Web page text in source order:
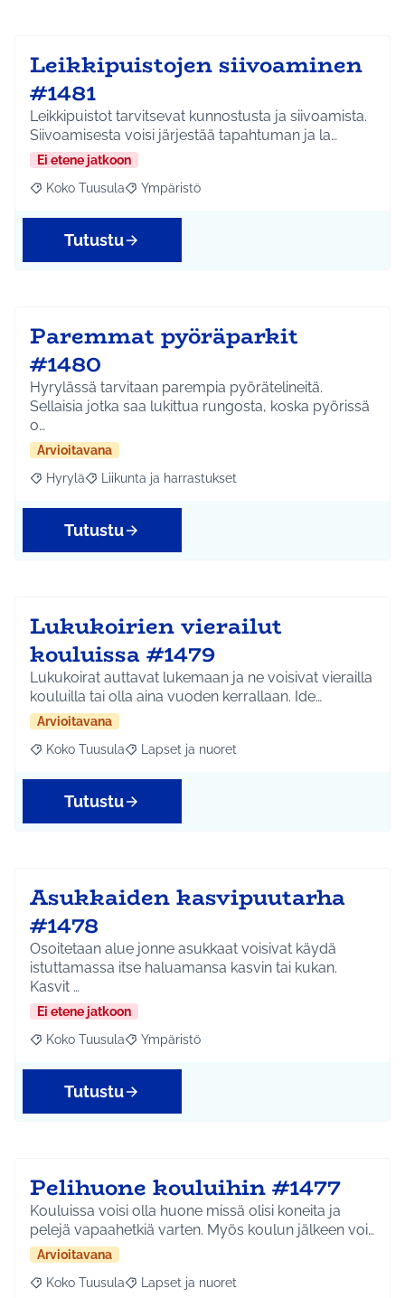
Leikkipuistojen siivoaminen
#1481
Leikkipuistot tarvitsevat kunnostusta ja siivoamista.
Siivoamisesta voisi järjestää tapahtuman ja la…
Ei etene jatkoon
Rajaa tulokset aihepiirin mukaan: Koko Tuusula
Koko Tuusula Rajaa tulokset teeman mukaan: Ympäristö
Ympäristö
Tutustu
Paremmat pyöräparkit
#1480
Hyrylässä tarvitaan parempia pyörätelineitä.
Sellaisia jotka saa lukittua rungosta, koska pyörissä
o…
Arvioitavana
Rajaa tulokset aihepiirin mukaan: Hyrylä
Hyrylä Rajaa tulokset teeman mukaan: Liikunta ja
Liikunta ja harrastukset
Tutustu
Lukukoirien vierailut
kouluissa #1479
Lukukoirat auttavat lukemaan ja ne voisivat vierailla
kouluilla tai olla aina vuoden kerrallaan. Ide…
Arvioitavana
Rajaa tulokset aihepiirin mukaan: Koko Tuusula
Koko Tuusula Rajaa tulokset teeman mukaan: Lapset ja
Lapset ja nuoret
Tutustu
Asukkaiden kasvipuutarha
#1478
Osoitetaan alue jonne asukkaat voisivat käydä
istuttamassa itse haluamansa kasvin tai kukan.
Kasvit …
Ei etene jatkoon
Rajaa tulokset aihepiirin mukaan: Koko Tuusula
Koko Tuusula Rajaa tulokset teeman mukaan: Ympäristö
Ympäristö
Tutustu
Pelihuone kouluihin #1477
Kouluissa voisi olla huone missä olisi koneita ja
pelejä vapaahetkiä varten. Myös koulun jälkeen voi…
Arvioitavana
Rajaa tulokset aihepiirin mukaan: Koko Tuusula
Koko Tuusula Rajaa tulokset teeman mukaan: Lapset ja
Lapset ja nuoret